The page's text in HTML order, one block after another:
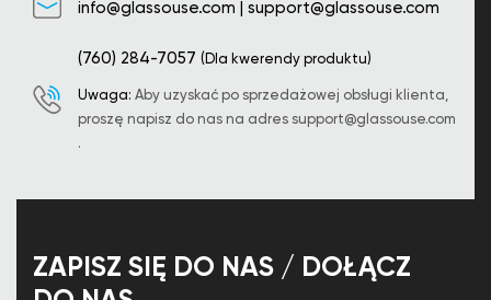
info@glassouse.com | support@glassouse.com
(760) 284-7057 (Dla kwerendy produktu)
Uwaga: Aby uzyskać po sprzedażowej obsługi klienta,
proszę napisz do nas na adres support@glassouse.com
.
ZAPISZ SIĘ DO NAS / DOŁĄCZ